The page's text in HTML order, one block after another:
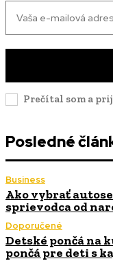
Prečítal som a
Posledné
Business
Ako vybrať
sprievodca od
Doporučené
Detské pončá na
pončá pre deti s